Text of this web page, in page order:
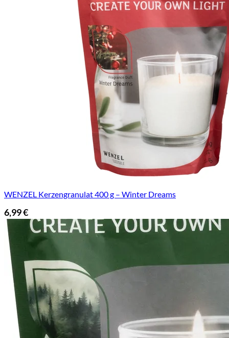
WENZEL Kerzengranulat 400 g – Winter Dreams
6,99€